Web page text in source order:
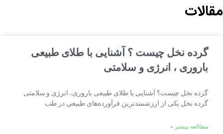
مقالات
گرده نخل چیست ؟ آشنایی با طلای طبیعی
باروری ، انرژی و سلامتی
گرده نخل چیست؟ آشنایی با طلای طبیعی باروری، انرژی و سلامتی
گرده نخل یکی از ارزشمندترین فرآورده‌های طبیعی در طب
مطالعه بیشتر »